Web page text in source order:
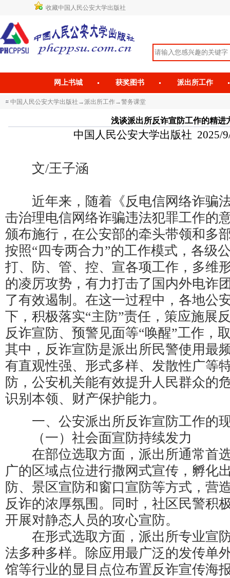
收藏中国人民公安大学出版社
网上书城 获奖图书 派出所工作
中国人民公安大学出版社 →派出所工作→警务课堂
浅谈派出所反诈宣防工作的精进
中国人民公安大学出版社 2025/
文/王子涵
近年来，随着《反电信网络诈骗
击治理电信网络诈骗违法犯罪工作的
颁布施行，在公安部的牵头带领和多
按照“四专两合力”的工作模式，各级
打、防、管、控、宣各项工作，多维
的凌厉攻势，有力打击了国内外电诈
了有效遏制。在这一过程中，各地公
下，积极落实“主防”责任，策应施展
反诈宣防、预警见面等“唤醒”工作，
其中，反诈宣防是派出所民警使用最
有直观性强、形式多样、发散性广等
防，公安机关能有效提升人民群众的
识别本领、财产保护能力。
一、公安派出所反诈宣防工作的
（一）社会面宣防持续发力
在部位选取方面，派出所通常首
广的区域点位进行撒网式宣传，孵化
防、景区宣防和窗口宣防等方式，营
反诈的浓厚氛围。同时，社区民警积
开展对静态人员的攻心宣防。
在形式选取方面，派出所专业宣
法多种多样。除应用最广泛的发传单
馆等行业的显目点位布置反诈宣传海